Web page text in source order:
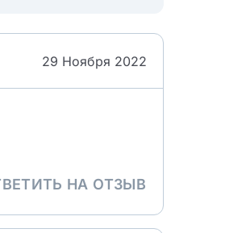
29 Ноября 2022
НА ОТЗЫВ